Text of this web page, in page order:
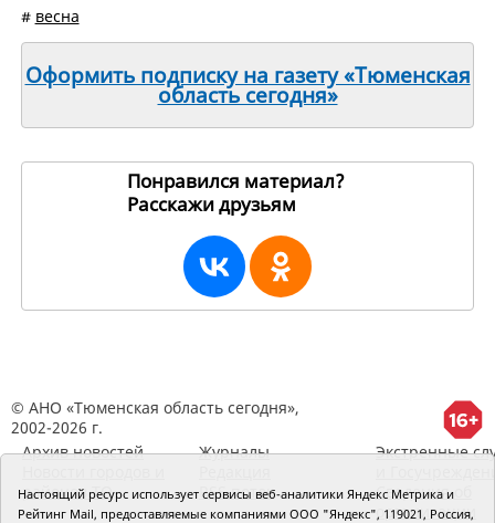
# весна
Оформить подписку на газету «Тюменская
область сегодня»
Понравился материал?
Расскажи друзьям
© АНО «Тюменская область сегодня»,
2002-2026 г.
Архив новостей
районов ТО
Журналы
RSS поток
Экстренные
Сведения об
организации
Настоящий ресурс использует сервисы веб-аналитики Яндекс Метрика и
Рейтинг Mail, предоставляемые компаниями ООО "Яндекс", 119021, Россия,